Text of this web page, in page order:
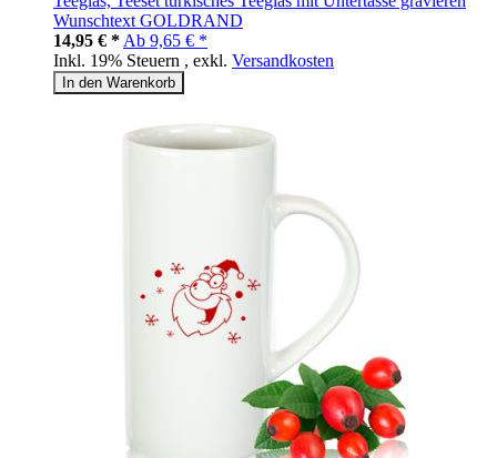
Wunschtext GOLDRAND
14,95 € * Ab 9,65 € *
Inkl. 19% Steuern , exkl. Versandkosten
In den Warenkorb